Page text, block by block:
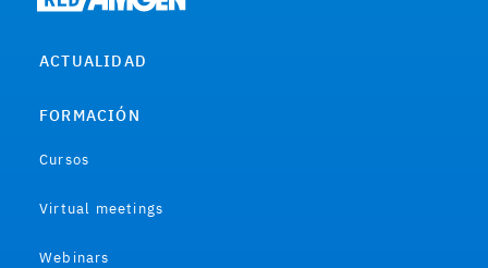
ACTUALIDAD
FORMACIÓN
Cursos
Virtual meetings
Webinars